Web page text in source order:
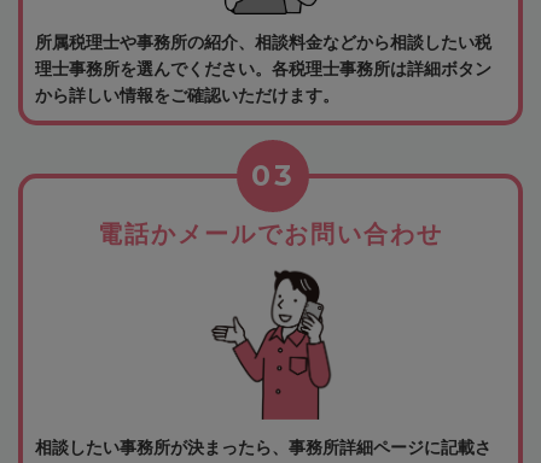
所属税理士や事務所の紹介、相談料金などから相談したい税
理士事務所を選んでください。各税理士事務所は詳細ボタン
から詳しい情報をご確認いただけます。
電話かメールでお問い合わせ
03
相談したい事務所が決まったら、事務所詳細ページに記載さ